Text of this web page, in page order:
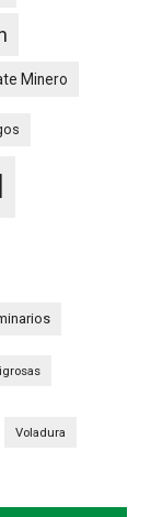
Minero
Voladura